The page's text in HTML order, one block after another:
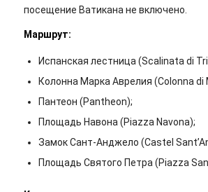
посещение Ватикана не включено.
Маршрут:
Испанская лестница (Scalinata di
Колонна Марка Аврелия (Colonna di
Пантеон (Pantheon);
Площадь Навона (Piazza Navona);
Замок Сант-Анджело (Castel
Площадь Святого Петра (Piazza